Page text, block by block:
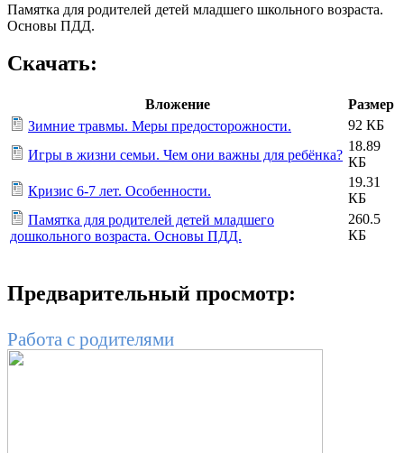
Памятка для родителей детей младшего школьного возраста.
Основы ПДД.
Скачать:
Вложение
Размер
Зимние травмы. Меры предосторожности.
92 КБ
Игры в жизни семьи. Чем они важны для ребёнка?
18.89
КБ
Кризис 6-7 лет. Особенности.
19.31
КБ
Памятка для родителей детей младшего
дошкольного возраста. Основы ПДД.
260.5
КБ
Предварительный просмотр:
Работа с родителями